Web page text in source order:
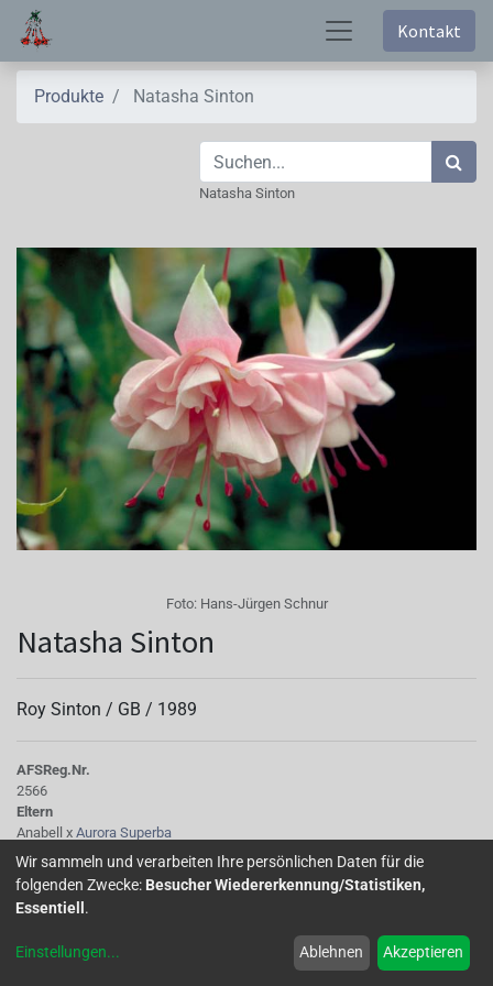
Kontakt
Produkte Natasha Sinton
Natasha Sinton
Foto: Hans-Jürgen Schnur
Natasha Sinton
Roy Sinton / GB / 1989
AFSReg.Nr.
2566
Eltern
Anabell x Aurora Superba
Tubus
hellrosa
Sepalen
hellrosa
hellrosa
Wir sammeln und verarbeiten Ihre persönlichen Daten für die
folgenden Zwecke: Besucher Wiedererkennung/Statistiken,
Essentiell .
Einstellungen... Ablehnen Akzeptieren